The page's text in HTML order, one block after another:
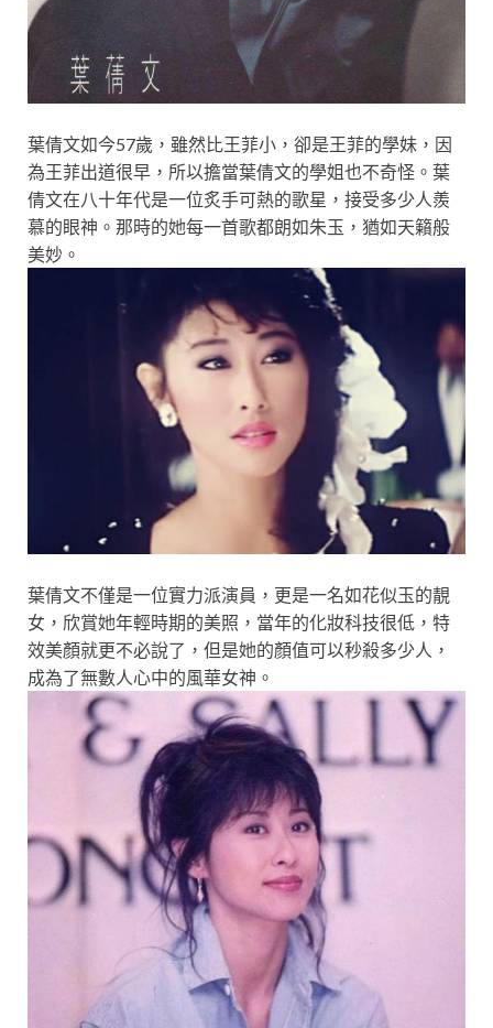
葉倩文如今57歲，雖然比王菲小，卻是王菲的學妹，因
為王菲出道很早，所以擔當葉倩文的學姐也不奇怪。葉
倩文在八十年代是一位炙手可熱的歌星，接受多少人羨
慕的眼神。那時的她每一首歌都朗如朱玉，猶如天籟般
美妙。
葉倩文不僅是一位實力派演員，更是一名如花似玉的靚
女，欣賞她年輕時期的美照，當年的化妝科技很低，特
效美顏就更不必說了，但是她的顏值可以秒殺多少人，
成為了無數人心中的風華女神。